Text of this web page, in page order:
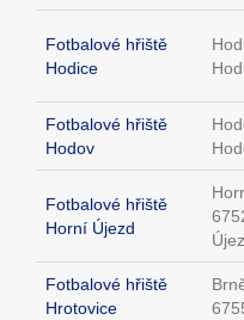
Fotbalové hřiště
Hodice
Fotbalové hřiště
Hodov
Fotbalové hřiště
Horní Újezd
Fotbalové hřiště
Hrotovice